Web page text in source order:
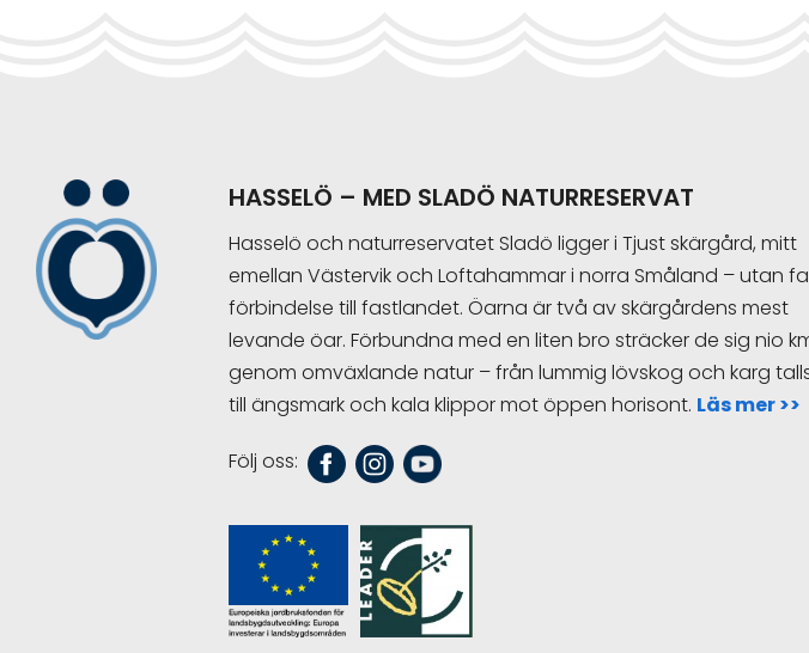
Footer HASSELÖ – MED SLADÖ NATURRESERVAT
Hasselö och naturreservatet Sladö ligger i Tjust skärgård, mitt
emellan Västervik och Loftahammar i norra Småland – utan
förbindelse till fastlandet. Öarna är två av skärgårdens mest
levande öar. Förbundna med en liten bro sträcker de sig nio
genom omväxlande natur – från lummig lövskog och karg
till ängsmark och kala klippor mot öppen horisont. Läs mer >>
Följ oss: